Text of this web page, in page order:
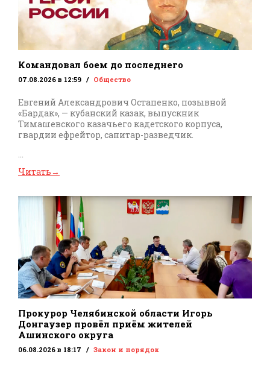
Командовал боем до последнего
07.08.2026 в 12:59 Общество
Евгений Александрович Остапенко, позывной
«Бардак», — кубанский казак, выпускник
Тимашевского казачьего кадетского корпуса,
гвардии ефрейтор, санитар-разведчик.
...
Читать→
Прокурор Челябинской области Игорь
Донгаузер провёл приём жителей
Ашинского округа
06.08.2026 в 18:17 Закон и порядок